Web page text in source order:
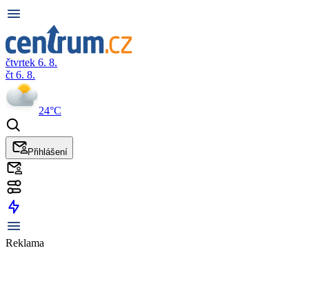
čtvrtek 6. 8.
čt 6. 8.
24°C
Přihlášení
Reklama